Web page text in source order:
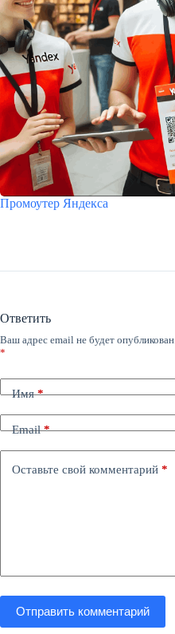
Промоутер Яндекса
Ответить
Ваш адрес email не будет опубликован.
*
Имя*
Email*
Оставьте свой комментарий *
Отправить комментарий